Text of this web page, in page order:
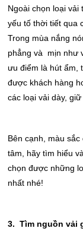
Ngoài chọn loại vải
yếu tố thời tiết qua
Trong mùa nắng
phẳng và mịn như
ưu điểm là hút ẩm,
được khách hàng
các loại vải dày,
Bên cạnh, màu
tâm, hãy tìm hiểu
chọn được những
nhất nhé!
3. Tìm nguồn vải